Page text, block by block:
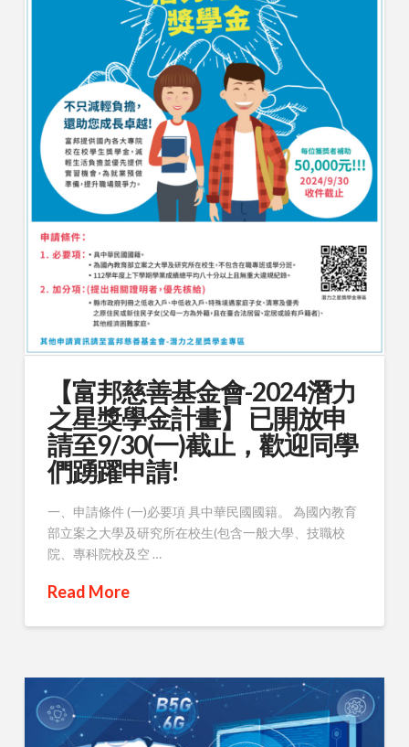
【富邦慈善基金會-2024潛力
之星獎學金計畫】 已開放申
請至9/30(一)截止，歡迎同學
們踴躍申請!
一、申請條件 (一)必要項 具中華民國國籍。 為國內教育
部立案之大學及研究所在校生(包含一般大學、技職校
院、專科院校及空 …
Read More